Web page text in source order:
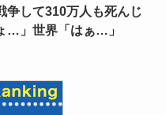
争して310万人も死んじ
…」世界「はぁ…」